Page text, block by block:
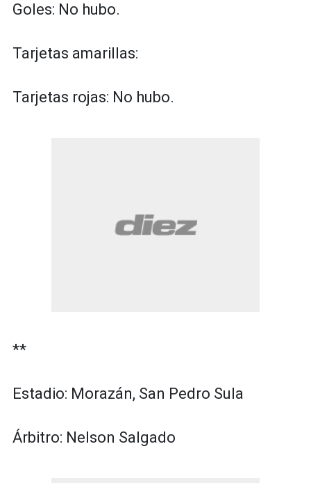
Goles: No hubo.
Tarjetas amarillas:
Tarjetas rojas: No hubo.
**
Estadio: Morazán, San Pedro Sula
Árbitro: Nelson Salgado